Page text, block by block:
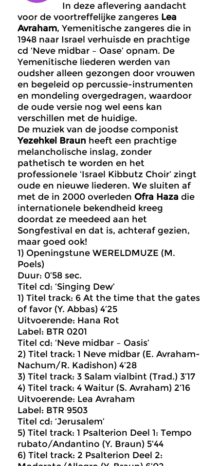
In deze aflevering aandacht
voor de voortreffelijke zangeres Lea
Avraham, Yemenitische zangeres die in
1948 naar Israel verhuisde en prachtige
cd ‘Neve midbar – Oase’ opnam. De
Yemenitische liederen werden van
oudsher alleen gezongen door vrouwen
en begeleid op percussie-instrumenten
en mondeling overgedragen, waardoor
de oude versie nog wel eens kan
verschillen met de huidige.
De muziek van de joodse componist
Yezehkel Braun heeft een prachtige
melancholische inslag, zonder
pathetisch te worden en het
professionele ‘Israel Kibbutz Choir’ zingt
oude en nieuwe liederen. We sluiten af
met de in 2000 overleden Ofra Haza die
internationele bekendheid kreeg
doordat ze meedeed aan het
Songfestival en dat is, achteraf gezien,
maar goed ook!
1) Openingstune WERELDMUZE (M.
Poels)
Duur: 0’58 sec.
Titel cd: ‘Singing Dew’
1) Titel track: 6 At the time that the gates
of favor (Y. Abbas) 4’25
Uitvoerende: Hana Rot
Label: BTR 0201
Titel cd: ‘Neve midbar – Oasis’
2) Titel track: 1 Neve midbar (E. Avraham-
Nachum/R. Kadishon) 4’28
3) Titel track: 3 Salam vialbint (Trad.) 3’17
4) Titel track: 4 Waitur (S. Avraham) 2’16
Uitvoerende: Lea Avraham
Label: BTR 9503
Titel cd: ‘Jerusalem’
5) Titel track: 1 Psalterion Deel 1: Tempo
rubato/Andantino (Y. Braun) 5’44
6) Titel track: 2 Psalterion Deel 2: